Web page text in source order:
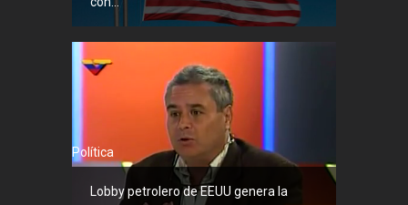
Política
Lobby petrolero de EEUU genera la